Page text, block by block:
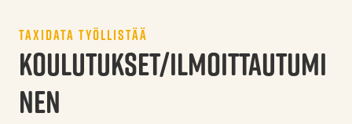
TAXIDATA TYÖLLISTÄÄ
KOULUTUKSET/ILMOITTAUTUMI
NEN